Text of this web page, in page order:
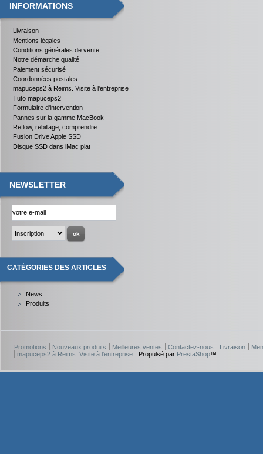
INFORMATIONS
Livraison
Mentions légales
Conditions générales de vente
Notre démarche qualité
Paiement sécurisé
Coordonnées postales
mapuceps2 à Reims. Visite à l'entreprise
Tuto mapuceps2
Formulaire d'intervention
Pannes sur la gamme MacBook
Reflow, rebillage, comprendre
Fusion Drive Apple SSD
Disque SSD dans iMac plat
NEWSLETTER
CATÉGORIES DES ARTICLES
News
Produits
Promotions Nouveaux produits Meilleures ventes Contactez-nous Livraison
mapuceps2 à Reims. Visite à l'entreprise
Propulsé par PrestaShop™